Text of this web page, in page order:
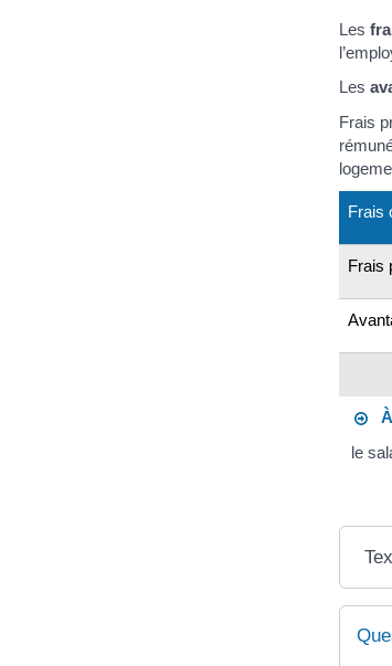
Les
Les
Frais
Frais
Frais
le